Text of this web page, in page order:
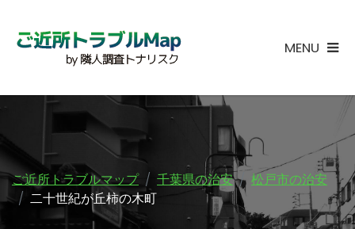
MENU
ご近所トラブルマップ 千葉県の治安
松戸市の治安
二十世紀が丘柿の木町